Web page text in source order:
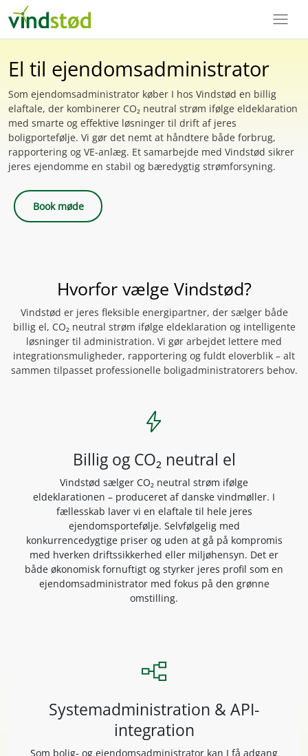
menu
El til ejendomsadministrator
Som ejendomsadministrator køber I hos Vindstød en billig
elaftale, der kombinerer CO₂ neutral strøm ifølge eldeklaration
med smarte og effektive løsninger til drift af jeres
boligportefølje. Vi gør det nemt at håndtere både forbrug,
rapportering og VE-anlæg. Et samarbejde med Vindstød sikrer
jeres ejendomme en stabil og bæredygtig strømforsyning.
Book møde
Hvorfor vælge Vindstød?
Vindstød er jeres fleksible energipartner, der sælger både
billig el, CO₂ neutral strøm ifølge eldeklaration og intelligente
løsninger til administration. Vi gør arbejdet lettere med
integrationsmuligheder, rapportering og fuldt eloverblik – alt
sammen tilpasset professionelle boligadministratorers behov.
bolt
Billig og CO₂ neutral el
Vindstød sælger CO₂ neutral strøm ifølge
eldeklarationen – produceret af danske vindmøller. I
fællesskab laver vi en elaftale til hele jeres
ejendomsportefølje. Selvfølgelig med
konkurrencedygtige priser og uden at gå på kompromis
med hverken driftssikkerhed eller miljøhensyn. Det er
både økonomisk fornuftigt og styrker jeres profil som en
ejendomsadministrator med fokus på den grønne
omstilling.
flowchart
Systemadministration & API-
integration
Som bolig- og ejendomsadministrator kan I få adgang